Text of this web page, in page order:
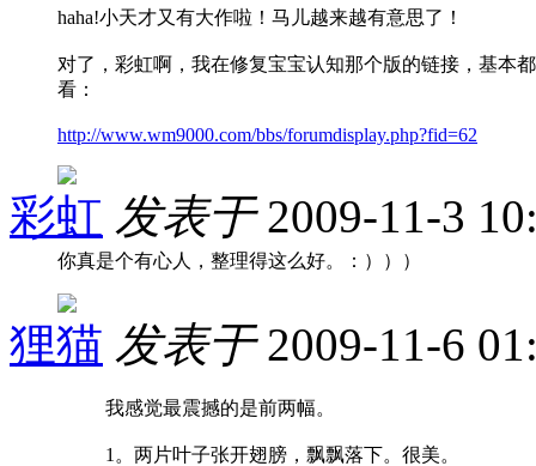
haha!小天才又有大作啦！马儿越来越有意思了！
对了，彩虹啊，我在修复宝宝认知那个版的链接，基本
看：
http://www.wm9000.com/bbs/forumdisplay.php?fid=62
彩虹 发表于 2009-11-3
你真是个有心人，整理得这么好。：）））
狸猫 发表于 2009-11-6
我感觉最震撼的是前两幅。
1。两片叶子张开翅膀，飘飘落下。很美。